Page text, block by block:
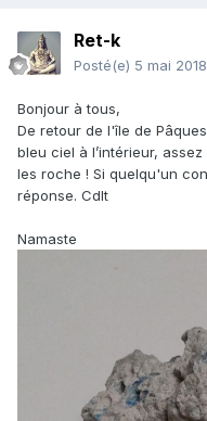
Ret-k
Posté(e) 5 mai 2018
Bonjour à tous,
De retour de l'île de
bleu ciel à l’intérieur,
les roche ! Si quelqu'un
réponse. Cdlt
Namaste